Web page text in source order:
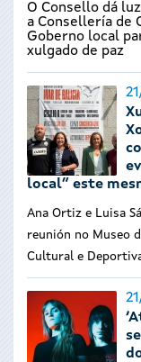
O Consello dá
a Consellería de
Goberno local
xulgado de paz
local” este
Ana Ortiz e Luisa
reunión no Museo
Cultural e